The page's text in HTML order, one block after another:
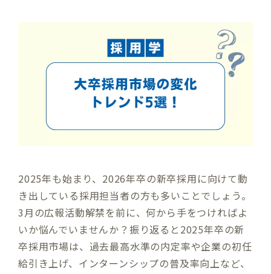
2025年も始まり、2026年卒の新卒採用に向けて動
き出している採用担当者の方も多いことでしょう。
3月の広報活動解禁を前に、何から手をつければよ
いか悩んでいませんか？振り返ると2025年卒の新
卒採用市場は、過去最高水準の内定率や企業の初任
給引き上げ、インターンシップの普及率向上など、